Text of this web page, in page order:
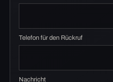
Telefon für den Rückruf
Nachricht